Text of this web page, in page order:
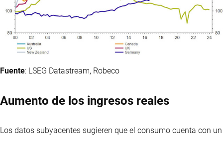
Fuente: LSEG Datastream, Robeco
Aumento de los ingresos reales
Los datos subyacentes sugieren que el consumo cuenta con un